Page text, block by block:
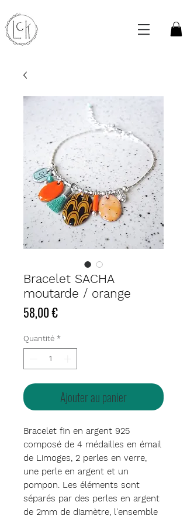
Bracelet SACHA
moutarde / orange
58,00 €Prix
Quantité *
Ajouter au panier
Bracelet fin en argent 925
composé de 4 médailles en émail
de Limoges, 2 perles en verre,
une perle en argent et un
pompon. Les éléments sont
séparés par des perles en argent
de 2mm de diamètre, l'ensemble